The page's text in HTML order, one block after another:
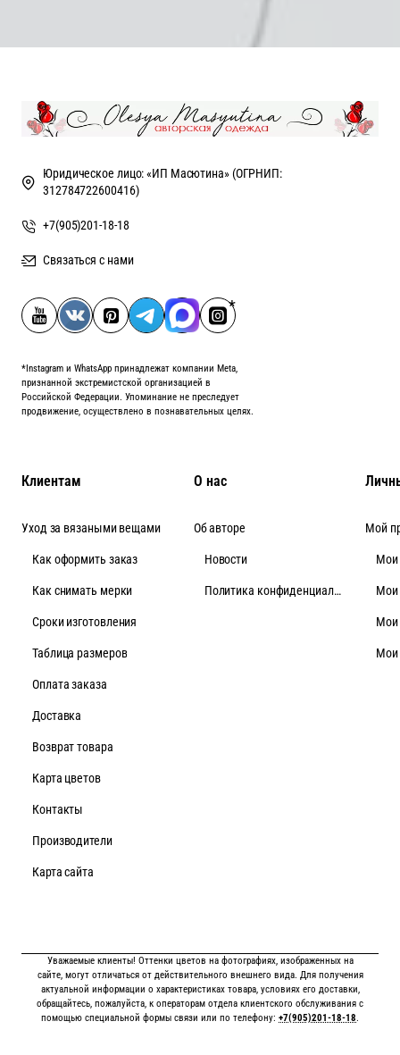
Юридическое лицо: «ИП Масютина» (ОГРНИП:
312784722600416)
+7(905)201-18-18
Связаться с нами
*Instagram и WhatsApp принадлежат компании Meta,
признанной экстремистской организацией в
Российской Федерации. Упоминание не преследует
продвижение, осуществлено в познавательных целях.
Клиентам
Уход за вязаными вещами
Как оформить заказ
Как снимать мерки
Cроки изготовления
Таблица размеров
Оплата заказа
Доставка
Возврат товара
Карта цветов
Контакты
Производители
Карта сайта
О нас
Об авторе
Новости
Политика конфиденциальности
Мой
Мои
Мои
Мои
Мои
Уважаемые клиенты! Оттенки цветов на фотографиях, изображенных на
сайте, могут отличаться от действительного внешнего вида. Для получения
актуальной информации о характеристиках товара, условиях его доставки,
обращайтесь, пожалуйста, к операторам отдела клиентского обслуживания с
помощью специальной формы связи или по телефону: +7(905)201-18-18.